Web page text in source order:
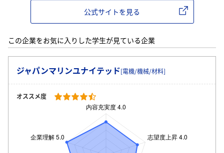
公式サイトを見る
この企業をお気に入りした学生が見ている企業
ジャパンマリンユナイテッド[電機/機械/材料]
オススメ度